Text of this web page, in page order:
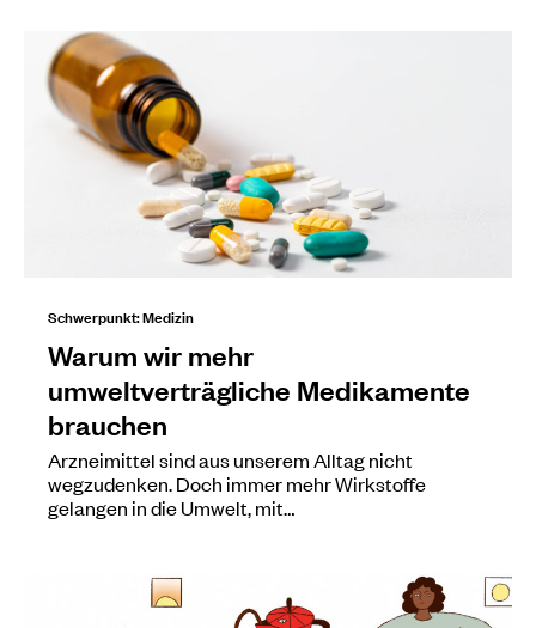
Schwerpunkt: Medizin
Warum wir mehr
umweltverträgliche Medikamente
brauchen
Arzneimittel sind aus unserem Alltag nicht
wegzudenken. Doch immer mehr Wirkstoffe
gelangen in die Umwelt, mit…